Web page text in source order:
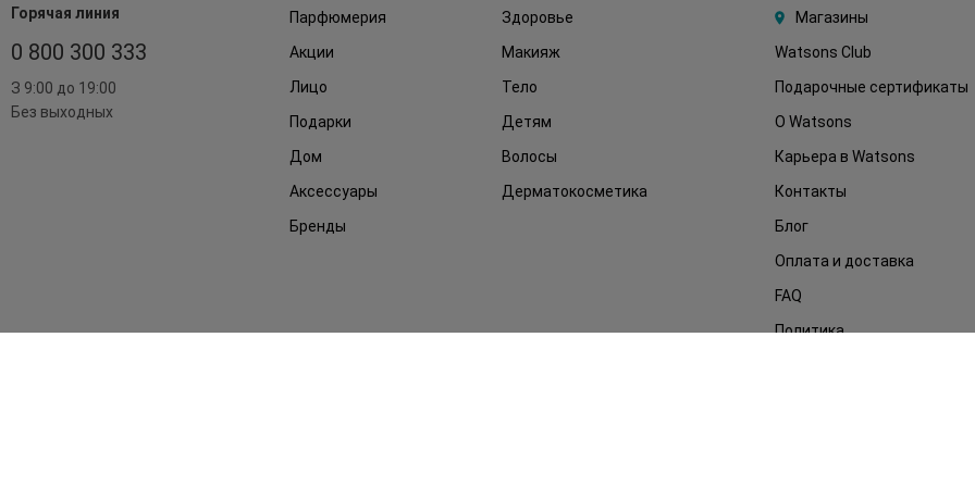
Горячая линия
0 800 300 333
З 9:00 до 19:00
Без выходных
Парфюмерия
Здоровье
Акции
Макияж
Лицо
Тело
Подарки
Детям
Дом
Волосы
Аксессуары
Дерматокосметика
Бренды
Магазины
Watsons Club
Подарочные сертификаты
О Watsons
Карьера в Watsons
Контакты
Блог
Оплата и доставка
FAQ
Политика